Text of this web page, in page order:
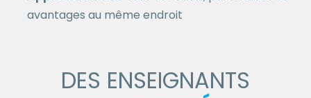
avantages au même endroit
DES ENSEIGNANTS